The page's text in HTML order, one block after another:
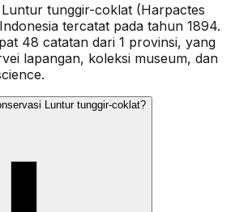
tunggir-coklat (Harpactes
tercatat pada tahun 1894.
48 catatan dari 1 provinsi, yang
lapangan, koleksi museum, dan
Luntur tunggir-coklat?